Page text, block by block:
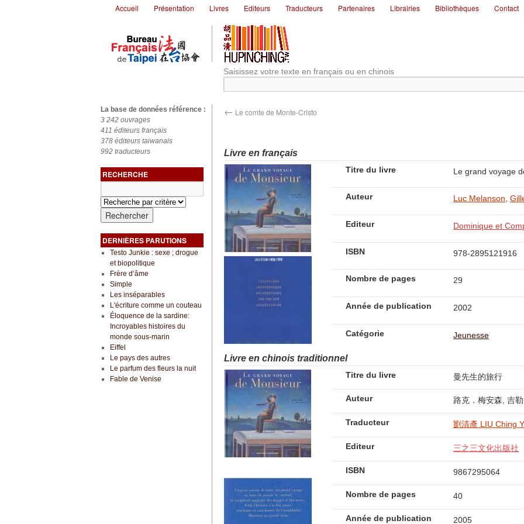
Accueil Présentation Livres Editeurs Traducteurs Partenaires Librairies Bibliothèques Contact
Saisissez votre texte en français ou en chinois
La base de données référence :
3 242 ouvrages
411 éditeurs français
378 éditeurs taiwanais
992 traducteurs
RECHERCHE
DERNIÈRES PARUTIONS
Testo Junkie : sexe ; drogue
et biopolitique
Frère d’âme
Simple
Les inséparables
L'écriture comme un couteau
Éloquence de la sardine:
Incroyables histoires du
monde sous-marin
Eiffel
Le pays des autres
Le parfum des fleurs la nuit
Fable de Venise
← Le comte de Monte-Cristo
Livre en français
Titre du livre Le grand voyage
Auteur Luc Melanson
Editeur Dominique et
ISBN 978-2895121916
Nombre de pages 29
Année de publication 2002
Catégorie Jeunesse
Livre en chinois traditionnel
Titre du livre 曼先生的旅行
Auteur 路克．梅安森, 吉
Traducteur 劉清彥 LIU Ching
Editeur 三之三文化出版社
ISBN 9867295064
Nombre de pages 40
Année de publication 2005